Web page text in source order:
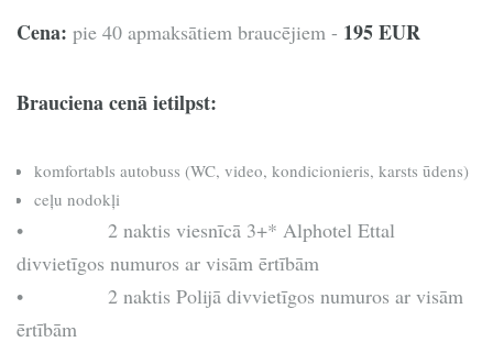
Cena: pie 40 apmaksātiem braucējiem - 195 EUR
Brauciena cenā ietilpst:
komfortabls autobuss (WC, video, kondicionieris, karsts ūdens)
ceļu nodokļi
• 2 naktis viesnīcā 3+* Alphotel Ettal
divvietīgos numuros ar visām ērtībām
• 2 naktis Polijā divvietīgos numuros ar visām
ērtībām